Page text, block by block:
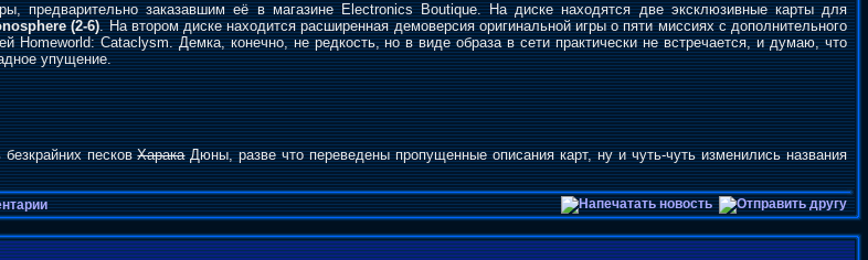
предварительно заказавшим её в магазине Electronics Boutique. На диске находятся две эксклюзивные карты для
(2-6). На втором диске находится расширенная демоверсия оригинальной игры о пяти миссиях с дополнительного
Homeworld: Cataclysm. Демка, конечно, не редкость, но в виде образа в сети практически не встречается, и думаю, что
упущение.
песковХаракаДюны, разве что переведены пропущенные описания карт, ну и чуть-чуть изменились названия